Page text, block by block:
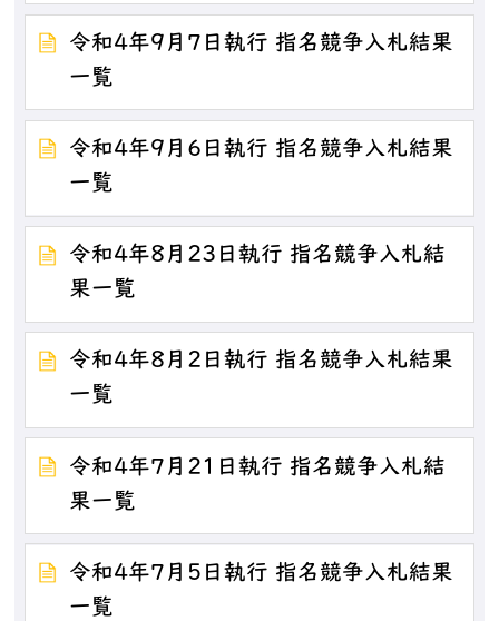
令和4年9月7日執行 指名競争入札結果
一覧
令和4年9月6日執行 指名競争入札結果
一覧
令和4年8月23日執行 指名競争入札結
果一覧
令和4年8月2日執行 指名競争入札結果
一覧
令和4年7月21日執行 指名競争入札結
果一覧
令和4年7月5日執行 指名競争入札結果
一覧